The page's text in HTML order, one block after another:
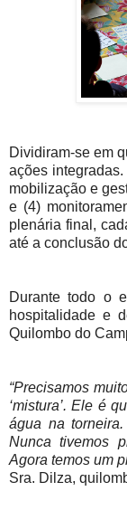
Dividiram-se em
ações
mobilização e
e (4)
plenária final,
até a conclusão
Durante todo o
hospitalidade e
Quilombo do
“Precisamos
‘mistura’. Ele é
água na
Nunca tivemos
Agora temos um
Sra. Dilza,